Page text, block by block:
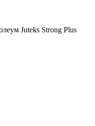
Juteks Strong Plus